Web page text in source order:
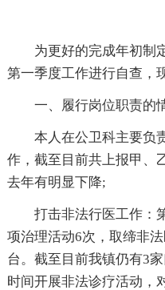
为更好的完成年初制
第一季度工作进行自查，
一、履行岗位职责的
本人在公卫科主要负
作，截至目前共上报甲、
去年有明显下降;
打击非法行医工作：
项治理活动6次，取缔非
台。截至目前我镇仍有3
时间开展非法诊疗活动，